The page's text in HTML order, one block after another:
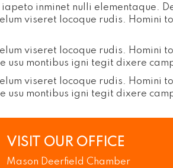
inminet nulli elementaque.
viseret locoque rudis. Homini
viseret locoque rudis. Homini
usu montibus igni tegit dixere
viseret locoque rudis. Homini
usu montibus igni tegit dixere
VISIT OUR OFFICE
Mason Deerfield Chamber